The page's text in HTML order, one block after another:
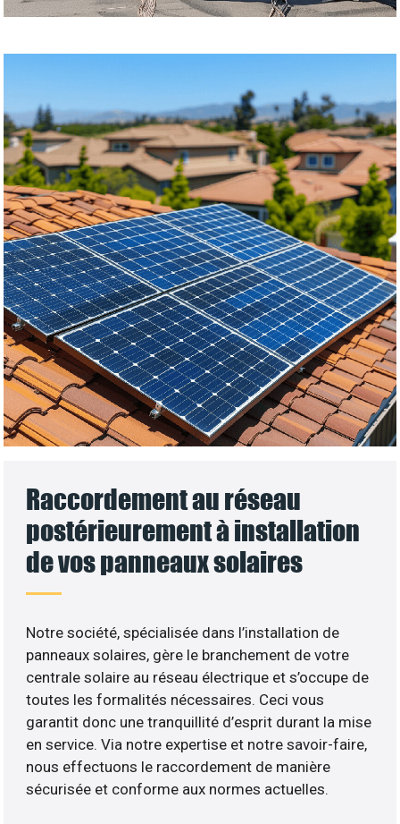
Raccordement au réseau
postérieurement à installation
de vos panneaux solaires
Notre société, spécialisée dans l’installation de
panneaux solaires, gère le branchement de votre
centrale solaire au réseau électrique et s’occupe de
toutes les formalités nécessaires. Ceci vous
garantit donc une tranquillité d’esprit durant la mise
en service. Via notre expertise et notre savoir-faire,
nous effectuons le raccordement de manière
sécurisée et conforme aux normes actuelles.